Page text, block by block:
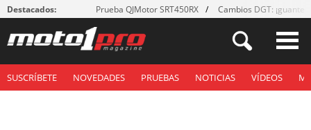
Destacados: Prueba QJMotor SRT450RX Cambios DGT: ¡guantes!
SUSCRÍBETE NOVEDADES PRUEBAS NOTICIAS VÍDEOS